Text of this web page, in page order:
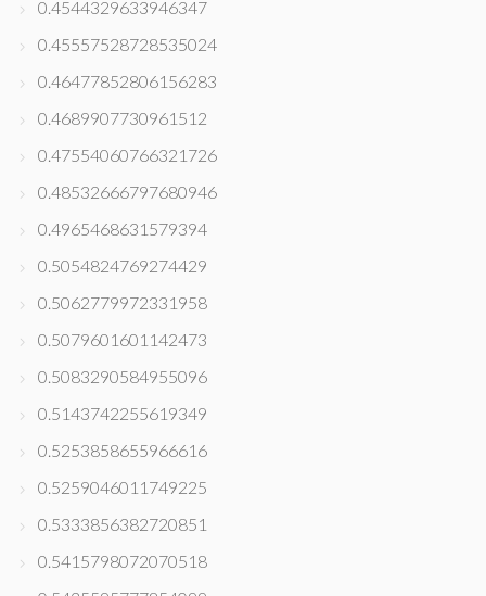
0.4544329633946347
0.45557528728535024
0.46477852806156283
0.4689907730961512
0.47554060766321726
0.48532666797680946
0.4965468631579394
0.5054824769274429
0.5062779972331958
0.5079601601142473
0.5083290584955096
0.5143742255619349
0.5253858655966616
0.5259046011749225
0.5333856382720851
0.5415798072070518